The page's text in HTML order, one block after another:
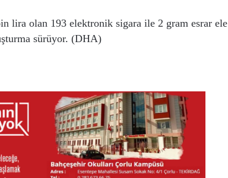
lira olan 193 elektronik sigara ile 2 gram esrar ele
sürüyor. (DHA)